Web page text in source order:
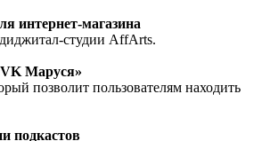
интернет-магазина
студии AffArts.
Маруся»
позволит пользователям находить
подкастов